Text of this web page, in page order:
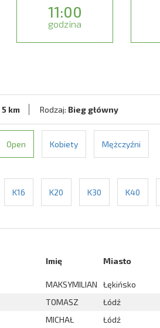
11:00
godzina
5 km Rodzaj: Bieg główny
Open Kobiety Mężczyźni
K16 K20 K30 K40
Imię Miasto
MAKSYMILIAN Łękińsko
TOMASZ Łódź
MICHAŁ Łódź